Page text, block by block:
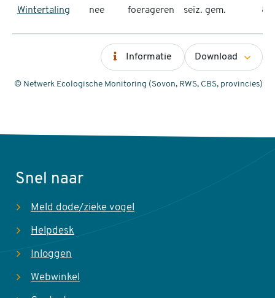
Wintertaling nee foerageren seiz. gem. 89
Informatie Download
© Netwerk Ecologische Monitoring (Sovon, RWS, CBS, provincies)
Snel naar
Meld dode/zieke vogel
Helpdesk
Inloggen
Webwinkel